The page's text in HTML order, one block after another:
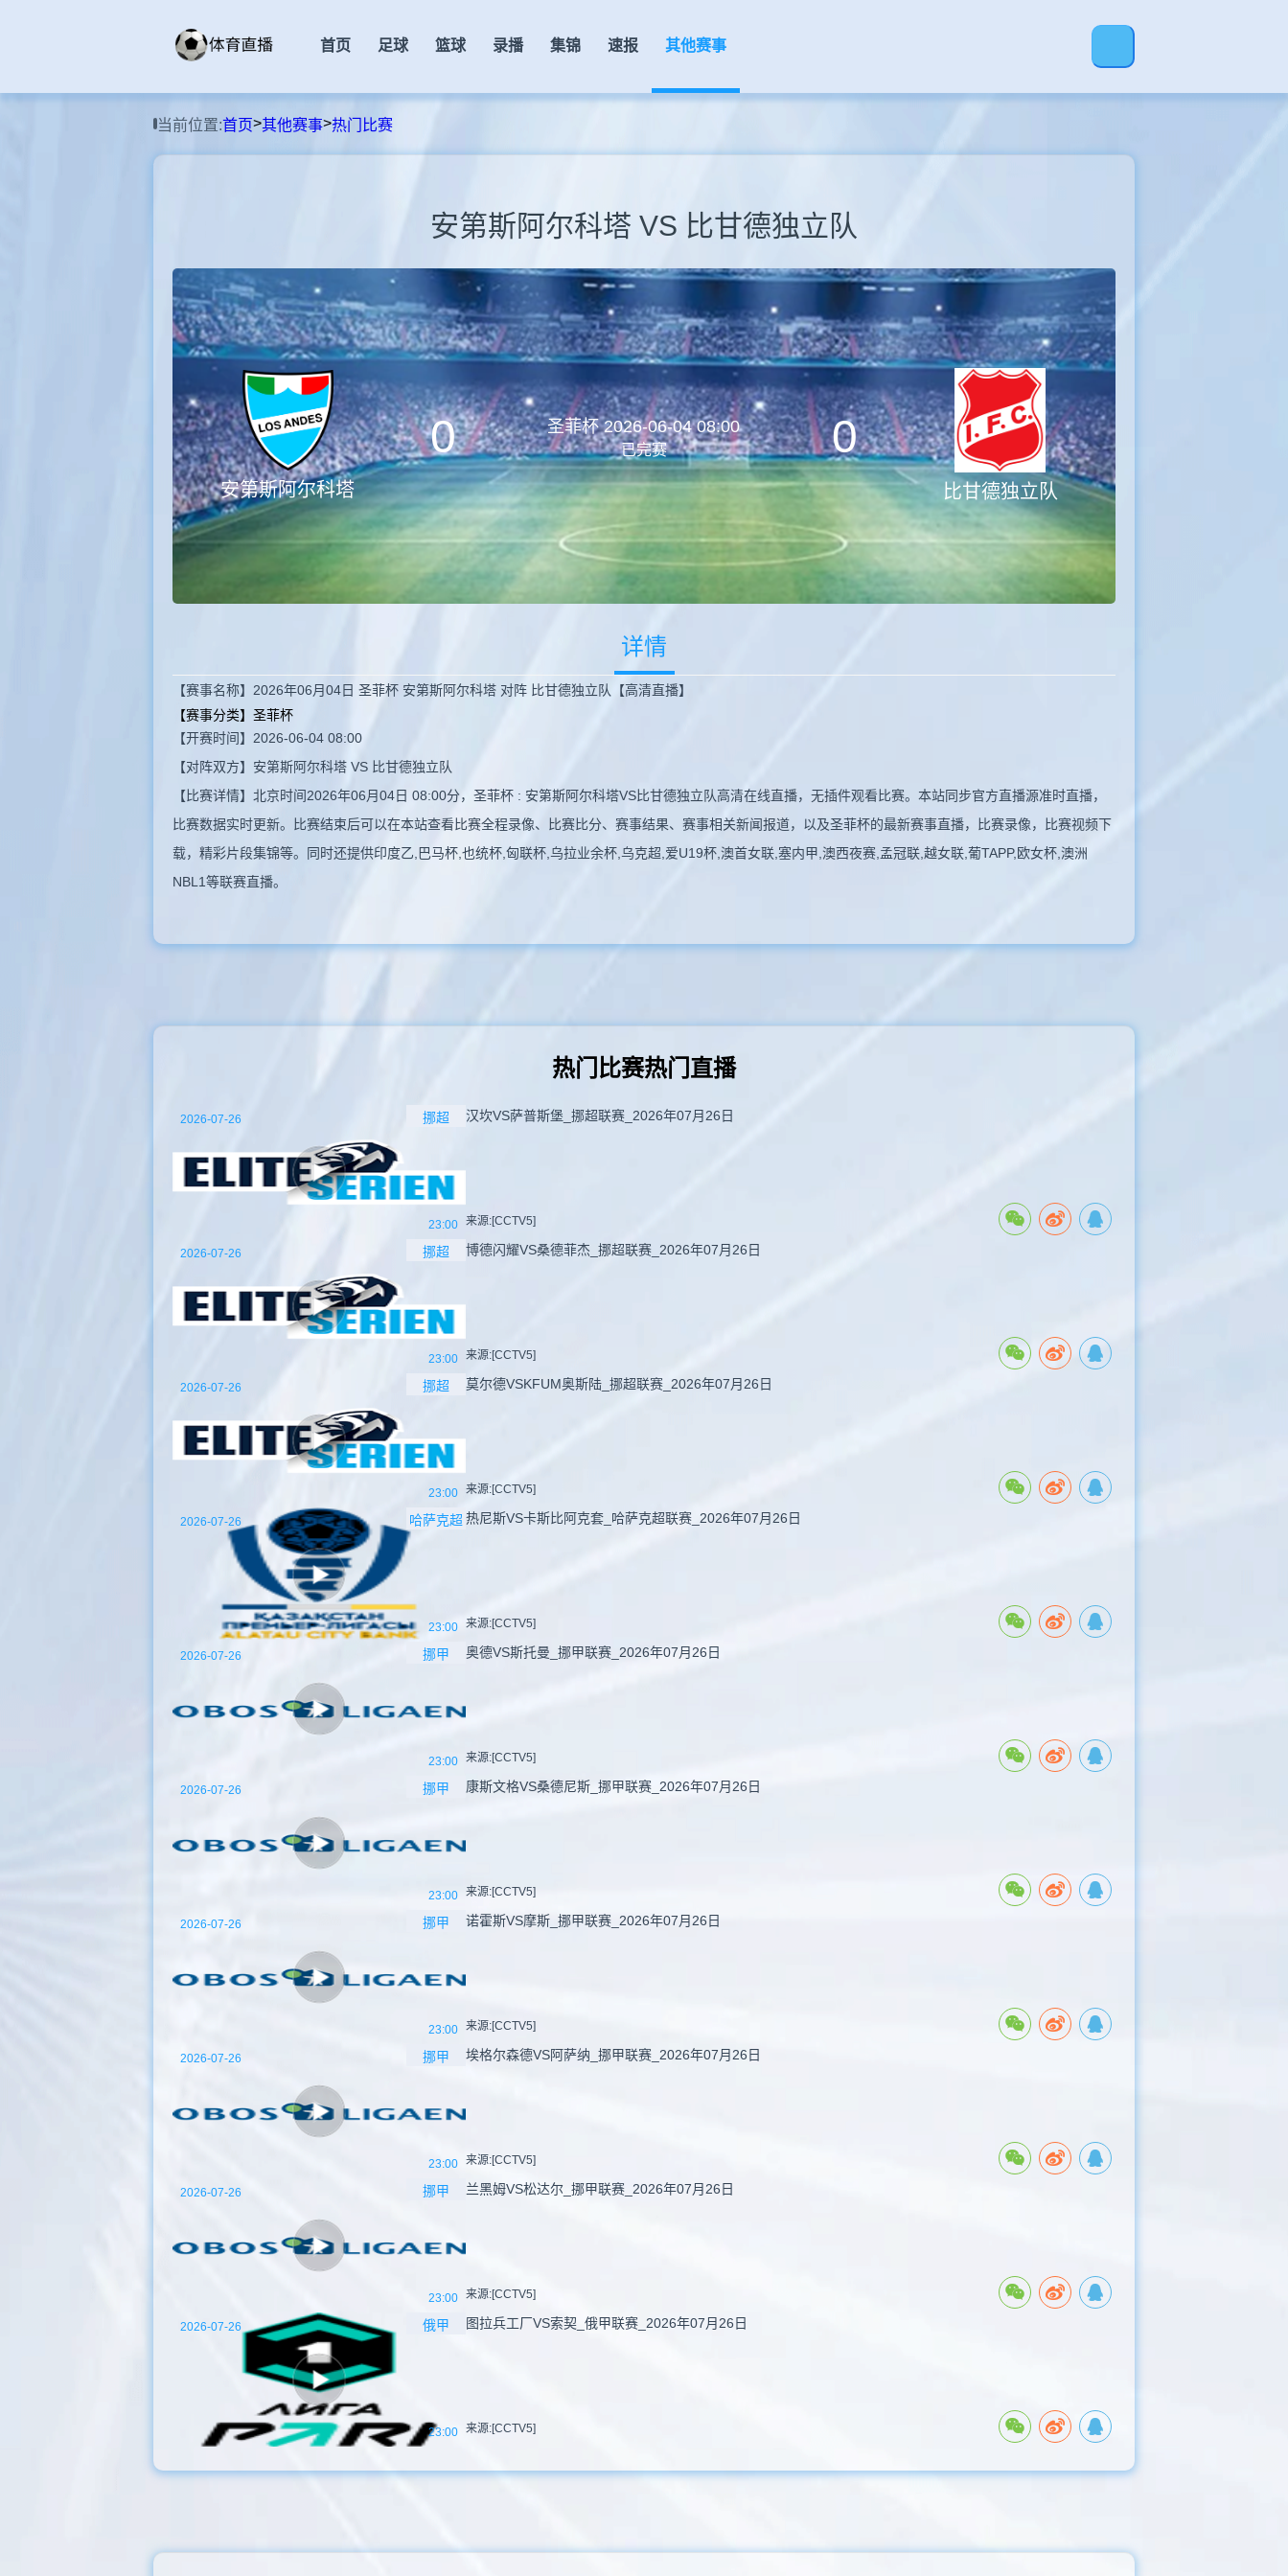
首页 足球 篮球 录播 集锦 速报 其他赛事
当前位置:首页>其他赛事>热门比赛
安第斯阿尔科塔 VS 比甘德独立队
安第斯阿尔科塔
0 圣菲杯2026-06-04 08:00
已完赛 0
比甘德独立队
详情
【赛事名称】2026年06月04日 圣菲杯 安第斯阿尔科塔 对阵 比甘德独立队【高清直播】
【赛事分类】 圣菲杯
【开赛时间】2026-06-04 08:00
【对阵双方】安第斯阿尔科塔 VS 比甘德独立队
【比赛详情】北京时间2026年06月04日 08:00分，圣菲杯 : 安第斯阿尔科塔VS比甘德独立队高清在线直播，无插件观看比赛。本站同步官方直播源准时直播，
比赛数据实时更新。比赛结束后可以在本站查看比赛全程录像、比赛比分、赛事结果、赛事相关新闻报道，以及圣菲杯的最新赛事直播，比赛录像，比赛视频下
载，精彩片段集锦等。同时还提供印度乙,巴马杯,也统杯,匈联杯,乌拉业余杯,乌克超,爱U19杯,澳首女联,塞内甲,澳西夜赛,孟冠联,越女联,葡TAPP,欧女杯,澳洲
NBL1等联赛直播。
热门比赛热门直播
挪超
23:00
2026-07-26 汉坎VS萨普斯堡_挪超联赛_2026年07月26日
来源:[CCTV5]
挪超
23:00
2026-07-26 博德闪耀VS桑德菲杰_挪超联赛_2026年07月26日
来源:[CCTV5]
挪超
23:00
2026-07-26 莫尔德VSKFUM奥斯陆_挪超联赛_2026年07月26日
来源:[CCTV5]
哈萨克超
23:00
2026-07-26 热尼斯VS卡斯比阿克套_哈萨克超联赛_2026年07月26日
来源:[CCTV5]
挪甲
23:00
2026-07-26 奥德VS斯托曼_挪甲联赛_2026年07月26日
来源:[CCTV5]
挪甲
23:00
2026-07-26 康斯文格VS桑德尼斯_挪甲联赛_2026年07月26日
来源:[CCTV5]
挪甲
23:00
2026-07-26 诺霍斯VS摩斯_挪甲联赛_2026年07月26日
来源:[CCTV5]
挪甲
23:00
2026-07-26 埃格尔森德VS阿萨纳_挪甲联赛_2026年07月26日
来源:[CCTV5]
挪甲
23:00
2026-07-26 兰黑姆VS松达尔_挪甲联赛_2026年07月26日
来源:[CCTV5]
俄甲
23:00
2026-07-26 图拉兵工厂VS索契_俄甲联赛_2026年07月26日
来源:[CCTV5]